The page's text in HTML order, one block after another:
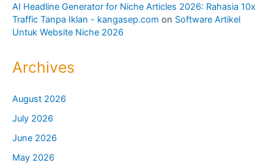
AI Headline Generator for Niche Articles 2026: Rahasia 10x
Traffic Tanpa Iklan - kangasep.com on Software Artikel
Untuk Website Niche 2026
Archives
August 2026
July 2026
June 2026
May 2026